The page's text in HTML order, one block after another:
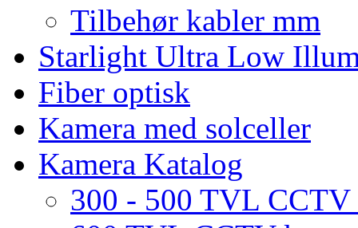
Tilbehør kabler mm
Starlight Ultra Low
Fiber optisk
Kamera med solceller
Kamera Katalog
300 - 500 TVL CCTV